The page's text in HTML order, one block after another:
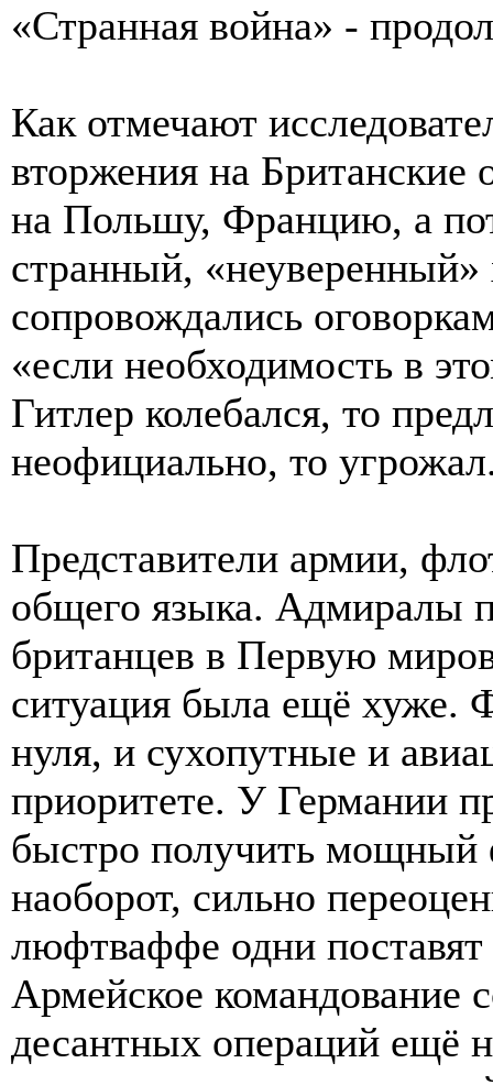
«Странная война» -
Как отмечают
вторжения на Британские
на Польшу, Францию, а
странный, «неуверенный»
сопровождались
«если необходимость в
Гитлер колебался, то
неофициально, то
Представители армии,
общего языка. Адмиралы
британцев в Первую
ситуация была ещё хуже.
нуля, и сухопутные и
приоритете. У Германии
быстро получить мощный
наоборот, сильно
люфтваффе одни
Армейское командование
десантных операций ещё